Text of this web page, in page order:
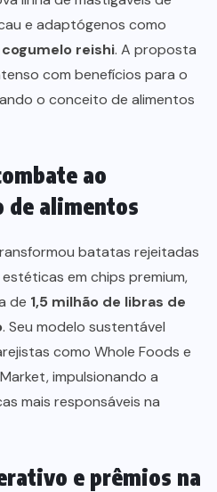
e adaptógenos como
reishi. A proposta
com benefícios para o
o conceito de alimentos
ao
de alimentos
batatas rejeitadas
em chips premium,
de 1,5 milhão de libras de
. Seu modelo sustentável
como Whole Foods e
impulsionando a
mais responsáveis na
e prêmios na